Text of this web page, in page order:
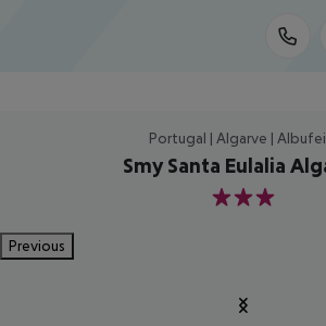
Portugal | Algarve |
Smy Santa Eulalia
3
Previous